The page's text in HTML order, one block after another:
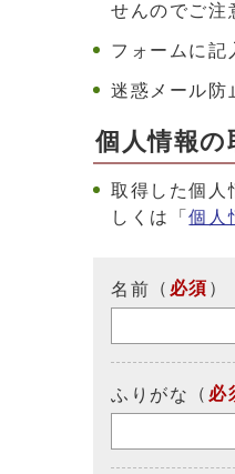
せんのでご注
フォームに記
迷惑メール
個人情報
取得した個人
しくは「個人
名前 （ 必須 ）
ふりがな （ 必